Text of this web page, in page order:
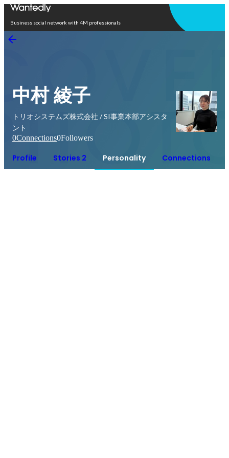
Business social network with 4M professionals
中村 綾子
トリオシステムズ株式会社 / SI事業本部アシスタ
ント
0Connections0Followers
Profile Stories 2 Personality Connections